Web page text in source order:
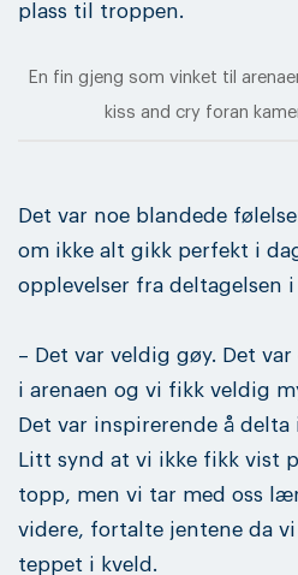
plass til troppen.
En fin gjeng som vinket til
kiss and cry foran
Det var noe blandede
om ikke alt gikk perfekt i
opplevelser fra deltagelsen i
– Det var veldig gøy. Det
i arenaen og vi fikk veldig
Det var inspirerende å
Litt synd at vi ikke fikk vist
topp, men vi tar med oss
videre, fortalte jentene da
teppet i kveld.